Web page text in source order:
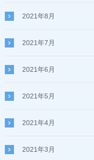
2021年8月
2021年7月
2021年6月
2021年5月
2021年4月
2021年3月